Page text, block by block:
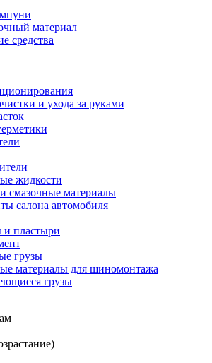
материал
средства
и ухода за руками
жидкости
смазочные материалы
салона автомобиля
и пластыри
грузы
материалы для шиномонтажа
грузы